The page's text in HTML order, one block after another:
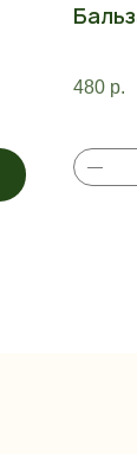
480 р.